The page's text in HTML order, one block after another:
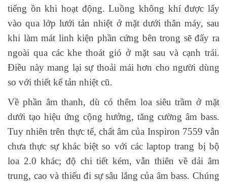
tiếng ồn khi hoạt động. Luồng không khí được lấy
vào qua lớp lưới tản nhiệt ở mặt dưới thân máy, sau
khi làm mát linh kiện phần cứng bên trong sẽ đẩy ra
ngoài qua các khe thoát gió ở mặt sau và cạnh trái.
Điều này mang lại sự thoải mái hơn cho người dùng
so với thiết kế tản nhiệt cũ.
Về phần âm thanh, dù có thêm loa siêu trầm ở mặt
dưới tạo hiệu ứng cộng hưởng, tăng cường âm bass.
Tuy nhiên trên thực tế, chất âm của Inspiron 7559 vẫn
chưa thực sự khác biệt so với các laptop trang bị bộ
loa 2.0 khác; độ chi tiết kém, vẫn thiên về dải âm
trung, cao và thiếu đi sự sâu lắng của âm bass. Chúng